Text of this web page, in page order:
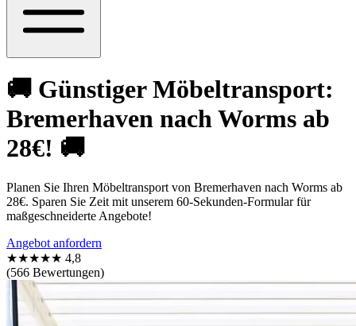
🚚 Günstiger Möbeltransport:
Bremerhaven nach Worms ab
28€! 🚚
Planen Sie Ihren Möbeltransport von Bremerhaven nach Worms ab
28€. Sparen Sie Zeit mit unserem 60-Sekunden-Formular für
maßgeschneiderte Angebote!
Angebot anfordern
★★★★★ 4,8
(566 Bewertungen)